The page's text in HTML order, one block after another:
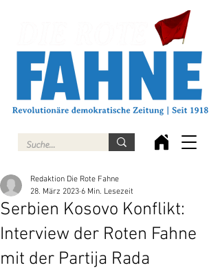
Serbien Kosovo Konflikt:
Interview der Roten Fahne
mit der Partija Rada
Redaktion Die Rote Fahne
28. März 2023 6 Min. Lesezeit